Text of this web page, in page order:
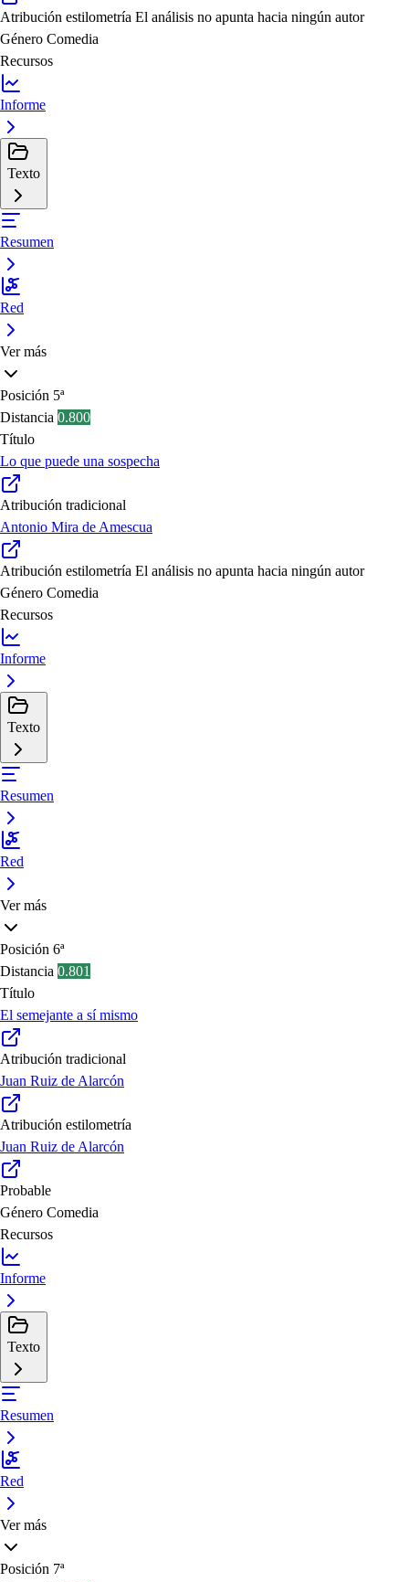
Atribución estilometría El análisis no apunta hacia ningún autor
Género Comedia
Recursos
Informe
Texto
Resumen
Red
Ver más
Posición 5ª
Distancia 0.800
Título
Lo que puede una sospecha
Atribución tradicional
Antonio Mira de Amescua
Atribución estilometría El análisis no apunta hacia ningún autor
Género Comedia
Recursos
Informe
Texto
Resumen
Red
Ver más
Posición 6ª
Distancia 0.801
Título
El semejante a sí mismo
Atribución tradicional
Juan Ruiz de Alarcón
Atribución estilometría
Juan Ruiz de Alarcón
Probable
Género Comedia
Recursos
Informe
Texto
Resumen
Red
Ver más
Posición 7ª